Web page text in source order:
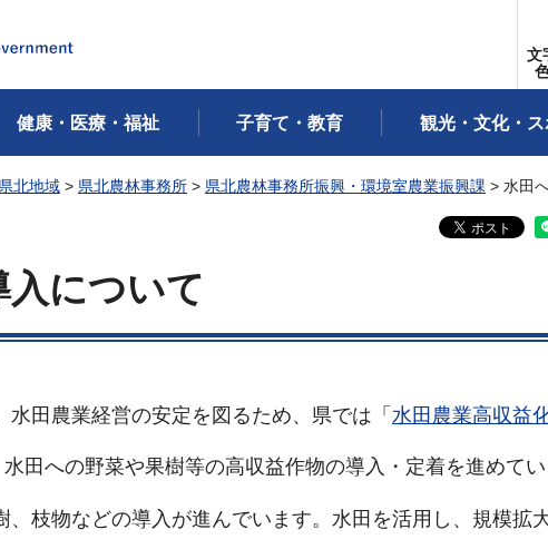
文
健康・医療・福祉 子育て・教育 観光・文化・
県北地域 > 県北農林事務所 > 県北農林事務所振興・環境室農業振興課 > 水田
について
田農業経営の安定を図るため、県では「 水田農業高収益
田への野菜や果樹等の高収益作物の導入・定着を進めて
枝物などの導入が進んでいます。水田を活用し、規模拡